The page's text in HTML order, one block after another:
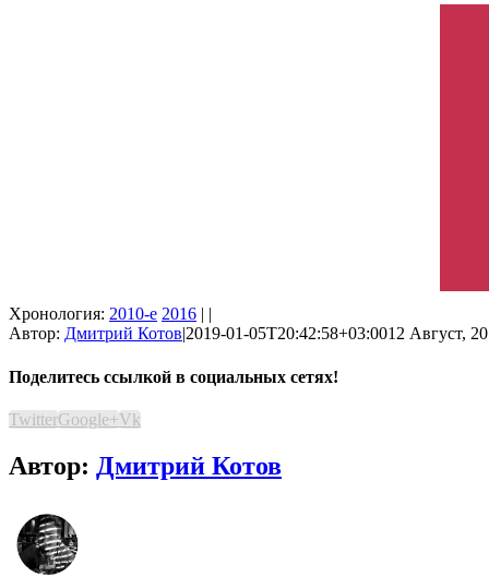
Хронология: 2010-е 2016 | |
Автор: Дмитрий Котов|2019-01-05T20:42:58+03:0012 Август,
Поделитесь ссылкой в социальных сетях!
TwitterGoogle+Vk
Автор: Дмитрий Котов